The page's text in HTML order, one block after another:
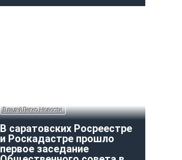
ВладейЛегко Новости
В саратовских Росреестре
и Роскадастре прошло
первое заседание